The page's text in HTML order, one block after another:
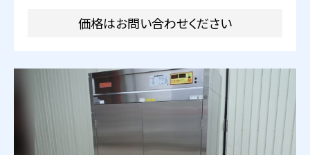
価格はお問い合わせください